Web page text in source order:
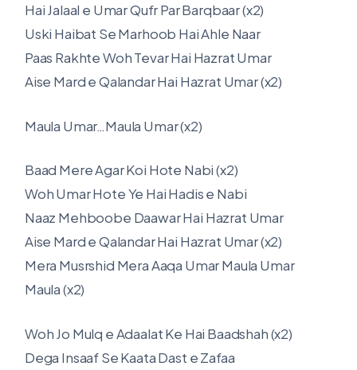
Hai Jalaal e Umar Qufr Par Barqbaar (x2)
Uski Haibat Se Marhoob Hai Ahle Naar
Paas Rakhte Woh Tevar Hai Hazrat Umar
Aise Mard e Qalandar Hai Hazrat Umar (x2)
Maula Umar…Maula Umar (x2)
Baad Mere Agar Koi Hote Nabi (x2)
Woh Umar Hote Ye Hai Hadis e Nabi
Naaz Mehboobe Daawar Hai Hazrat Umar
Aise Mard e Qalandar Hai Hazrat Umar (x2)
Mera Musrshid Mera Aaqa Umar Maula Umar
Maula (x2)
Woh Jo Mulq e Adaalat Ke Hai Baadshah (x2)
Dega Insaaf Se Kaata Dast e Zafaa